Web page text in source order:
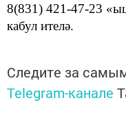
8(831) 421-47-23
кабул ителә.
Следите за
Telegram-канале